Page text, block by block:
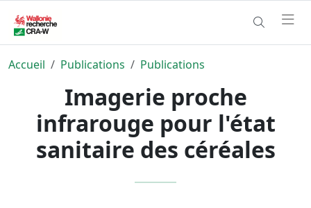
Accueil Publications Publications
Imagerie proche
infrarouge pour l'état
sanitaire des céréales